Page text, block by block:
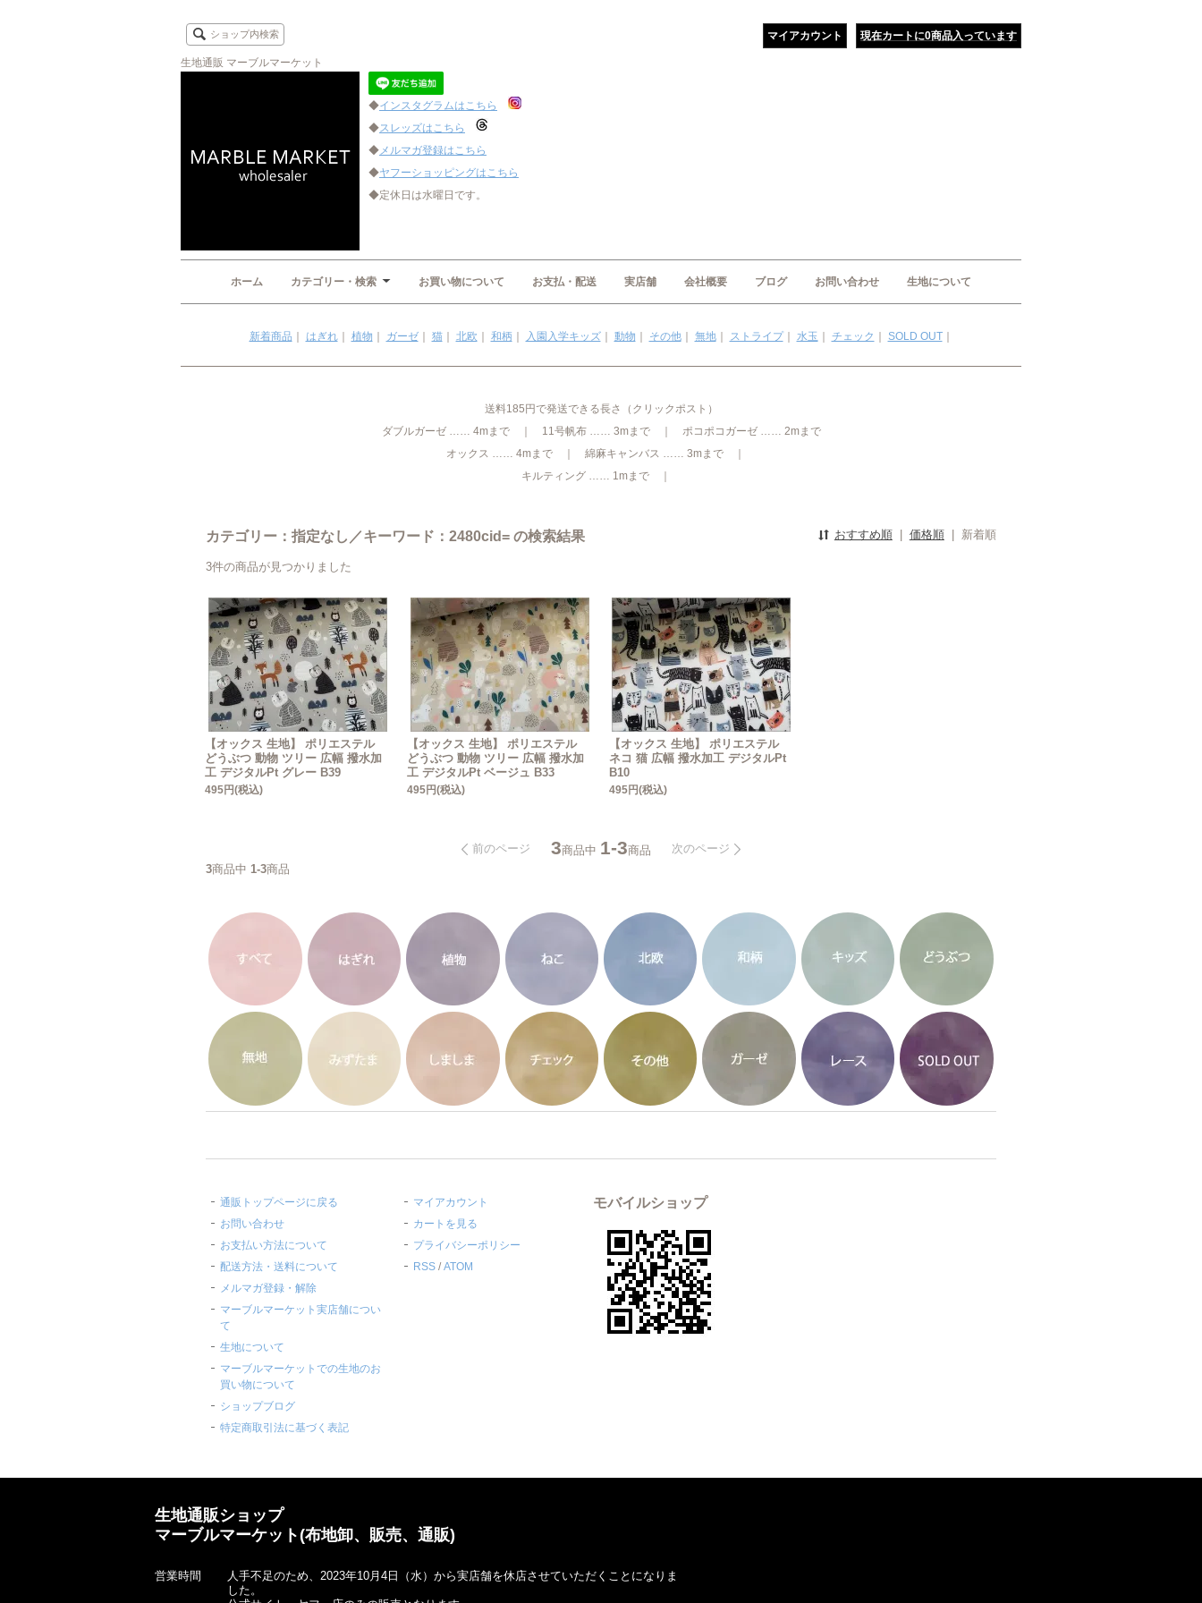
現在カートに0商品入っています
マイアカウント
ショップ内検索
生地通販 マーブルマーケット
◆インスタグラムはこちら
◆スレッズはこちら
◆メルマガ登録はこちら
◆ヤフーショッピングはこちら
◆定休日は水曜日です。
ホーム カテゴリー・検索 お買い物について お支払・配送 実店舗 会社概要 ブログ お問い合わせ 生地について
新着商品 はぎれ｜ 植物 ガーゼ｜ 猫｜ 北欧 和柄 入園入学キッズ｜ 動物 その他｜ 無地｜ ストライプ｜ 水玉 チェック SOLD OUT｜
送料185円で発送できる長さ（クリックポスト）
ダブルガーゼ …… 4mまで ｜ 11号帆布 …… 3mまで ｜ ポコポコガーゼ …… 2mまで
オックス …… 4mまで ｜ 綿麻キャンバス …… 3mまで ｜
キルティング …… 1mまで ｜
カテゴリー：指定なし／キーワード：2480cid= の検索結果 おすすめ順| 価格順| 新着順
3件の商品が見つかりました
【オックス 生地】 ポリエステル
どうぶつ 動物 ツリー 広幅 撥水加
工 デジタルPt グレー B39
495円(税込)
【オックス 生地】 ポリエステル
どうぶつ 動物 ツリー 広幅 撥水加
工 デジタルPt ベージュ B33
495円(税込)
【オックス 生地】 ポリエステル
ネコ 猫 広幅 撥水加工 デジタルPt
B10
495円(税込)
前のページ 3商品中 1-3商品
次のページ
3商品中 1-3商品
通販トップページに戻る
お問い合わせ
お支払い方法について
配送方法・送料について
メルマガ登録・解除
マーブルマーケット実店舗につい
て
生地について
マーブルマーケットでの生地のお
買い物について
ショップブログ
特定商取引法に基づく表記
マイアカウント
カートを見る
プライバシーポリシー
RSS /ATOM
モバイルショップ
生地通販ショップ
マーブルマーケット(布地卸、販売、通販)
営業時間
人手不足のため、2023年10月4日（水）から実店舗を休店させていただくことになりま
した。